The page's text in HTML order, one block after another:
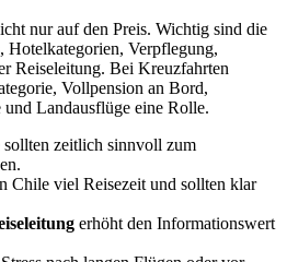
nur auf den Preis. Wichtig sind die
Hotelkategorien, Verpflegung,
Reiseleitung. Bei Kreuzfahrten
Vollpension an Bord,
Landausflüge eine Rolle.
sollten zeitlich sinnvoll zum
Chile viel Reisezeit und sollten klar
erhöht den Informationswert